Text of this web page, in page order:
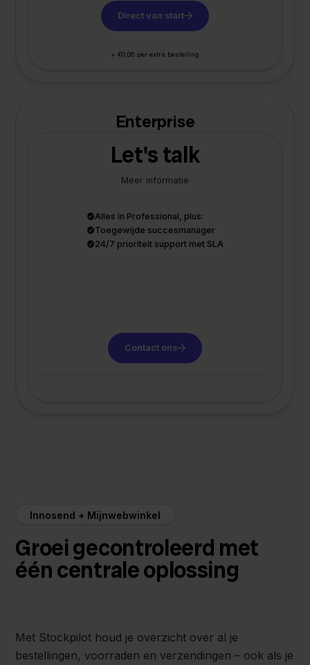
Direct van start
+ €0,06 per extra bestelling
Enterprise
Let's talk
Meer informatie
Alles in Professional, plus:
Toegewijde succesmanager
24/7 prioriteit support met SLA
Contact ons
Innosend + Mijnwebwinkel
Groei gecontroleerd met
één centrale oplossing
Met Stockpilot houd je overzicht over al je
bestellingen, voorraden en verzendingen – ook als je